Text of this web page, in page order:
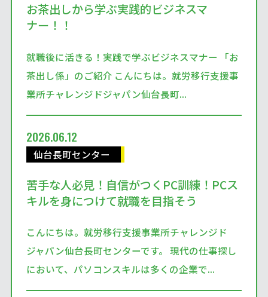
お茶出しから学ぶ実践的ビジネスマ
ナー！！
就職後に活きる！実践で学ぶビジネスマナー 「お
茶出し係」のご紹介 こんにちは。就労移行支援事
業所チャレンジドジャパン仙台長町...
2026.06.12
仙台長町センター
苦手な人必見！自信がつくPC訓練！PCス
キルを身につけて就職を目指そう
こんにちは。就労移行支援事業所チャレンジド
ジャパン仙台長町センターです。 現代の仕事探し
において、パソコンスキルは多くの企業で...